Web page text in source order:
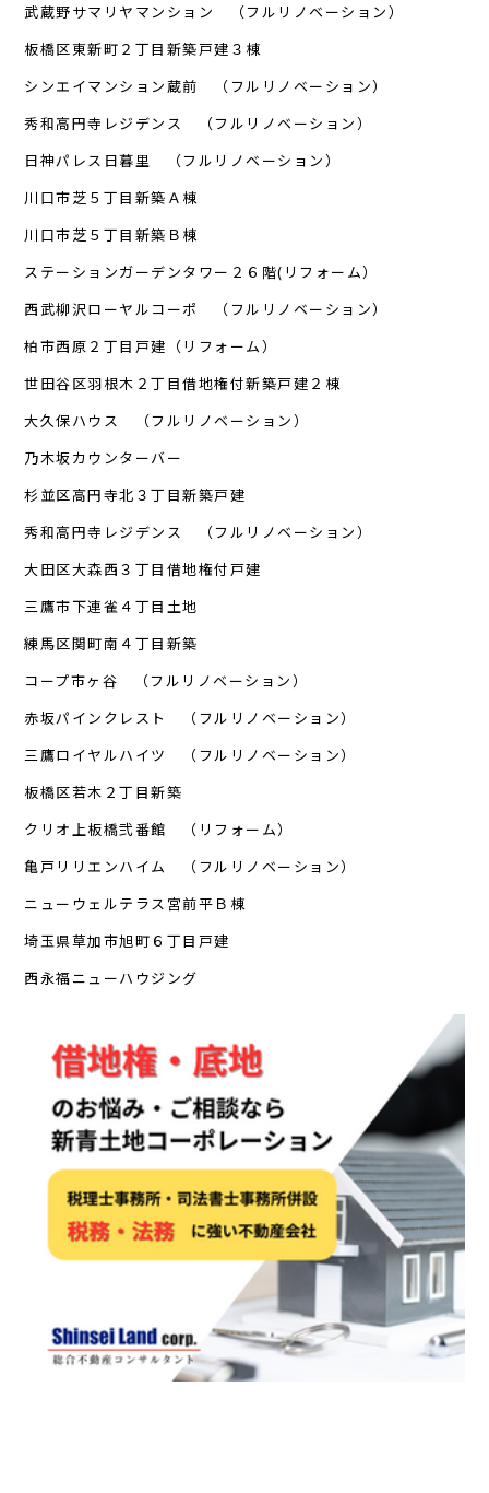
武蔵野サマリヤマンション （フルリノベーション）
板橋区東新町２丁目新築戸建３棟
シンエイマンション蔵前 （フルリノベーション）
秀和高円寺レジデンス （フルリノベーション）
日神パレス日暮里 （フルリノベーション）
川口市芝５丁目新築Ａ棟
川口市芝５丁目新築Ｂ棟
ステーションガーデンタワー２６階(リフォーム）
西武柳沢ローヤルコーポ （フルリノベーション）
柏市西原２丁目戸建（リフォーム）
世田谷区羽根木２丁目借地権付新築戸建２棟
大久保ハウス （フルリノベーション）
乃木坂カウンターバー
杉並区高円寺北３丁目新築戸建
秀和高円寺レジデンス （フルリノベーション）
大田区大森西３丁目借地権付戸建
三鷹市下連雀４丁目土地
練馬区関町南４丁目新築
コープ市ヶ谷 （フルリノベーション）
赤坂パインクレスト （フルリノベーション）
三鷹ロイヤルハイツ （フルリノベーション）
板橋区若木２丁目新築
クリオ上板橋弐番館 （リフォーム）
亀戸リリエンハイム （フルリノベーション）
ニューウェルテラス宮前平Ｂ棟
埼玉県草加市旭町６丁目戸建
西永福ニューハウジング